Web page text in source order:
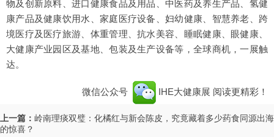
物及创新原料、进口健康食品及用品、中医药及养生产品、氢健
康产品及健康饮用水、家庭医疗设备、妇幼健康、智慧养老、跨
境医疗及医疗旅游、体重管理、抗水美容、睡眠健康、眼健康、
大健康产业园区及基地、包装及生产设备等，全球商机，一展触
达。
微信公众号 IHE大健康展 阅读更精彩！
上一篇： 岭南理痰双璧：化橘红与新会陈皮，究竟藏着多少药食同源出海
的惊喜？